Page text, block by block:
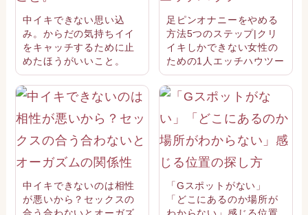
中イキできない思い込
み。からだの気持ちイイ
をキャッチするために止
めたほうがいいこと。
足ピンオナニーをやめる
方法5つのステップ|クリ
イキしかできない女性の
ための1人エッチハウツー
中イキできないのは相性
が悪いから？セックスの
「Gスポットがない」
「どこにあるのか場所が